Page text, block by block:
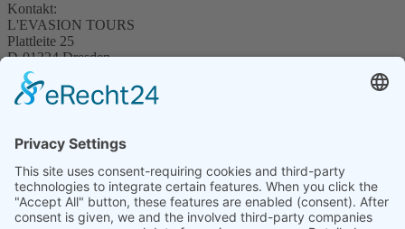
Kontakt:
L'EVASION TOURS
Plattleite 25
D-01324 Dresden
Tel.: +49 351-8480846
info@evasion-tours.de